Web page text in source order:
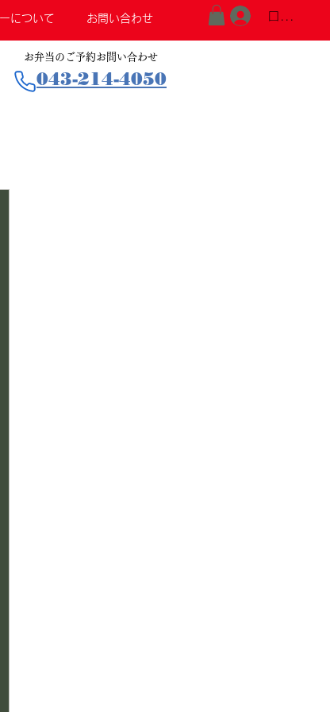
について お問い合わせ ログイン
お弁当のご予約お問い合わせ
043-214-4050